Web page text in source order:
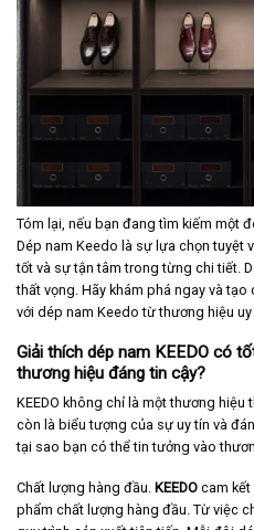
Tóm lại, nếu bạn đang tìm kiếm một
Dép nam Keedo là sự lựa chọn tuyệt
tốt và sự tận tâm trong từng chi tiết.
thất vọng. Hãy khám phá ngay và
với dép nam Keedo từ thương hiệu
Giải thích dép nam KEEDO có
thương hiệu đáng tin cậy?
KEEDO không chỉ là một thương
còn là biểu tượng của sự uy tín và
tại sao bạn có thể tin tưởng vào
Chất lượng hàng đầu. KEEDO cam kết
phẩm chất lượng hàng đầu. Từ việc